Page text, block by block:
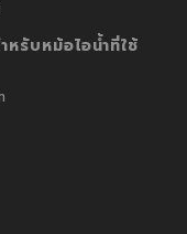
รับหม้อไอน้ำที่ใช้